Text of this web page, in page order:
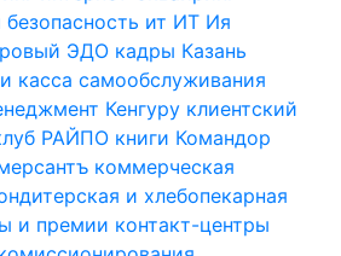
ит ИТ Ия
ЭДО кадры Казань
касса самообслуживания
Кенгуру клиентский
РАЙПО книги Командор
коммерческая
и хлебопекарная
и премии контакт-центры